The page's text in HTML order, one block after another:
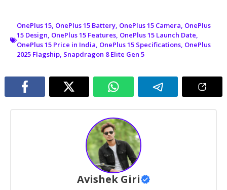
OnePlus 15, OnePlus 15 Battery, OnePlus 15 Camera, OnePlus
15 Design, OnePlus 15 Features, OnePlus 15 Launch Date,
OnePlus 15 Price in India, OnePlus 15 Specifications, OnePlus
2025 Flagship, Snapdragon 8 Elite Gen 5
Avishek Giri